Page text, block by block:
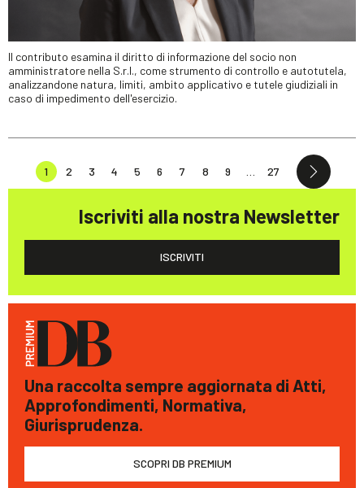
Il contributo esamina il diritto di informazione del socio non
amministratore nella S.r.l., come strumento di controllo e autotutela,
analizzandone natura, limiti, ambito applicativo e tutele giudiziali in
caso di impedimento dell'esercizio.
1 2 3 4 5 6 7 8 9 27
Iscriviti alla nostra Newsletter
ISCRIVITI
Una raccolta sempre aggiornata di Atti,
Approfondimenti, Normativa,
Giurisprudenza.
SCOPRI DB PREMIUM